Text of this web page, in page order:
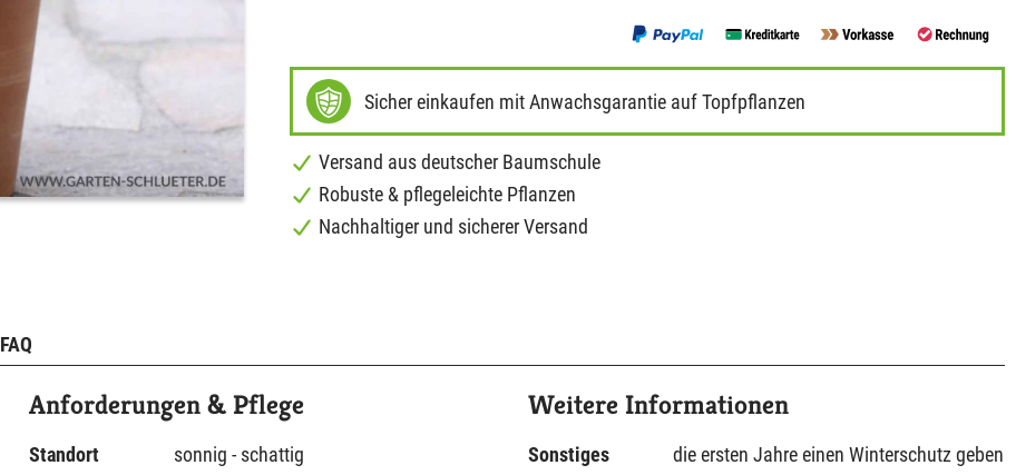
Sicher einkaufen mit Anwachsgarantie auf Topfpflanzen
Versand aus deutscher Baumschule
Robuste & pflegeleichte Pflanzen
Nachhaltiger und sicherer Versand
FAQ
Anforderungen & Pflege
Standort
sonnig - schattig
Weitere Informationen
Sonstiges die ersten Jahre einen Winterschutz geben